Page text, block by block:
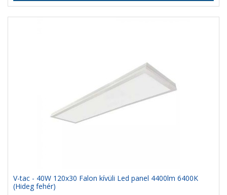
V-tac - 40W 120x30 Falon kívüli Led panel 4400lm 6400K
(Hideg fehér)